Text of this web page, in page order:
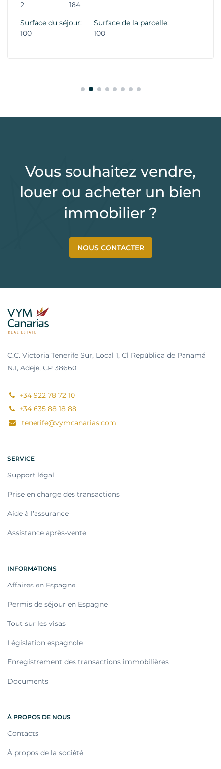
2
184
Surface du séjour:
100
Surface de la parcelle:
100
Vous souhaitez vendre,
louer ou acheter un bien
immobilier ?
NOUS CONTACTER
C.C. Victoria Tenerife Sur, Local 1, Cl República de Panamá
N.1, Adeje, CP 38660
+34 922 78 72 10
+34 635 88 18 88
tenerife@vymcanarias.com
SERVICE
Support légal
Prise en charge des transactions
Aide à l’assurance
Assistance après-vente
INFORMATIONS
Affaires en Espagne
Permis de séjour en Espagne
Tout sur les visas
Législation espagnole
Enregistrement des transactions immobilières
Documents
À PROPOS DE NOUS
Contacts
À propos de la société